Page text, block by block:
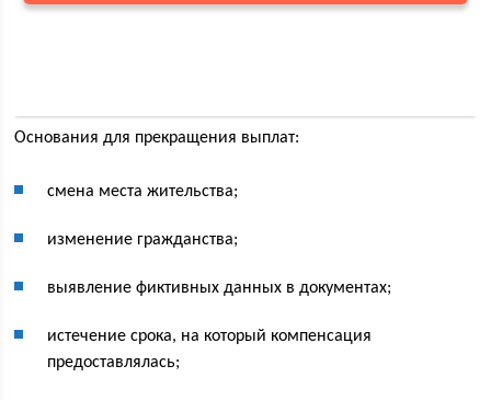
Основания для прекращения выплат:
смена места жительства;
изменение гражданства;
выявление фиктивных данных в документах;
истечение срока, на который компенсация
предоставлялась;